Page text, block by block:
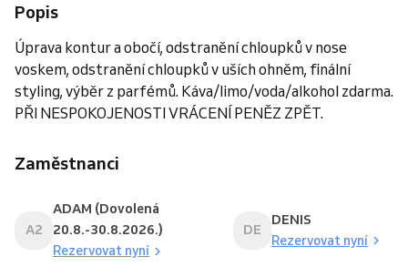
Popis
Úprava kontur a obočí, odstranění chloupků v nose
voskem, odstranění chloupků v uších ohněm, finální
styling, výběr z parfémů. Káva/limo/voda/alkohol zdarma.
PŘI NESPOKOJENOSTI VRÁCENÍ PENĚZ ZPĚT.
Zaměstnanci
A2
ADAM (Dovolená
20.8.-30.8.2026.)
Rezervovat nyní
DE
DENIS
Rezervovat nyní